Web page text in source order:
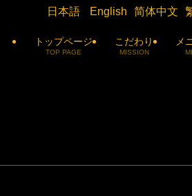
トップページ
TOP PAGE
こだわり
MISSION
メ
English
日本語 简体中文